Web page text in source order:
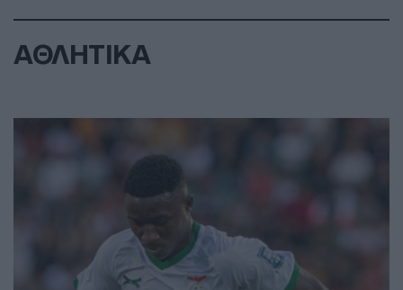
ΑΘΛΗΤΙΚΑ